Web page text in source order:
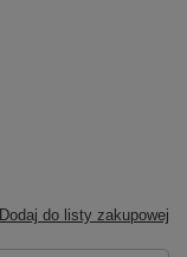
Dodaj do listy zakupowej